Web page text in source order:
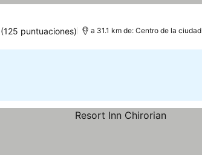
(125 puntuaciones) a 31.1 km de: Centro de la ciudad